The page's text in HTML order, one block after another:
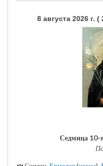
8 августа 2026 г.
Седмица 10-